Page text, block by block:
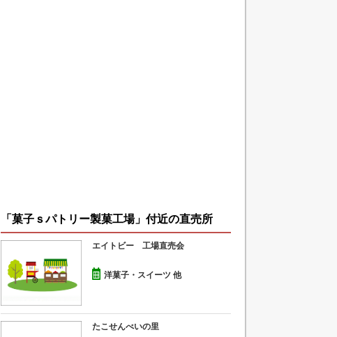
「菓子ｓパトリー製菓工場」付近の直売所
エイトビー 工場直売会
洋菓子・スイーツ 他
たこせんべいの里